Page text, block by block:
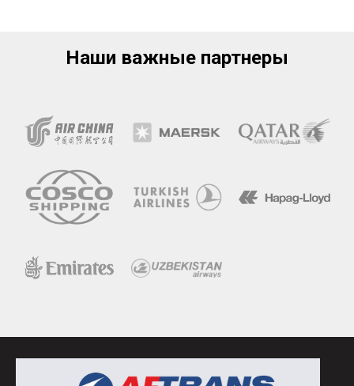
Наши важные партнеры